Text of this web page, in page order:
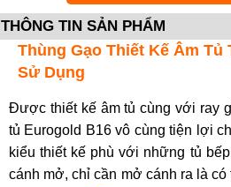
THÔNG TIN SẢN PHẨM
Thùng Gạo Thiết Kế Âm
Sử Dụng
Được thiết kế âm tủ cùng với ray
tủ Eurogold B16 vô cùng tiện lợi
kiểu thiết kế phù với những tủ
cánh mở, chỉ cần mở cánh ra là